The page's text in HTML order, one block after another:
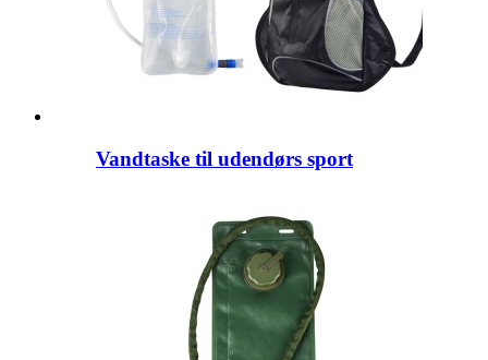
Vandtaske til udendørs sport